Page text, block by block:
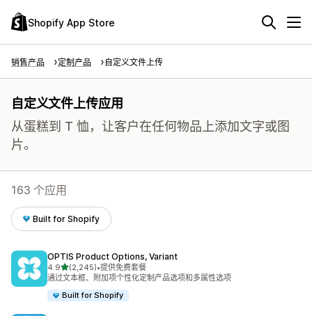
Shopify App Store
销售产品 定制产品 自定义文件上传
自定义文件上传应用
从蛋糕到 T 恤，让客户在任何物品上添加文字或图
片。
163 个应用
Built for Shopify
OPTIS Product Options, Variant
4.9星（满分 5 星）
(2,245)
总共 2245 条评论
•提供免费套餐
通过文本框、附加项个性化定制产品选项和多属性选项
Built for Shopify